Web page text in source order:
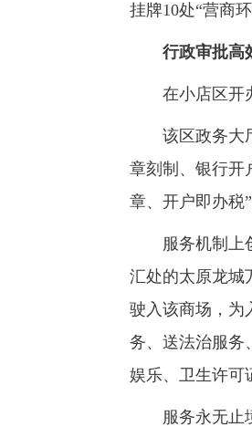
挂牌10处“营商
行政审批高
在小店区开办
该区政务大厅
章刻制、银行开
章、开户即办税
服务机制上创
汇处的太原龙城
驶入该商场，为
务、送法治服务
娱乐、卫生许可
服务永无止境